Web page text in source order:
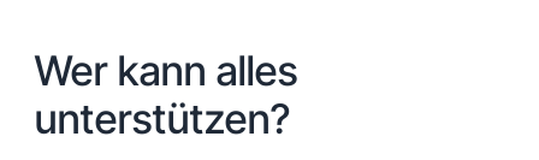
Wer kann alles
unterstützen?